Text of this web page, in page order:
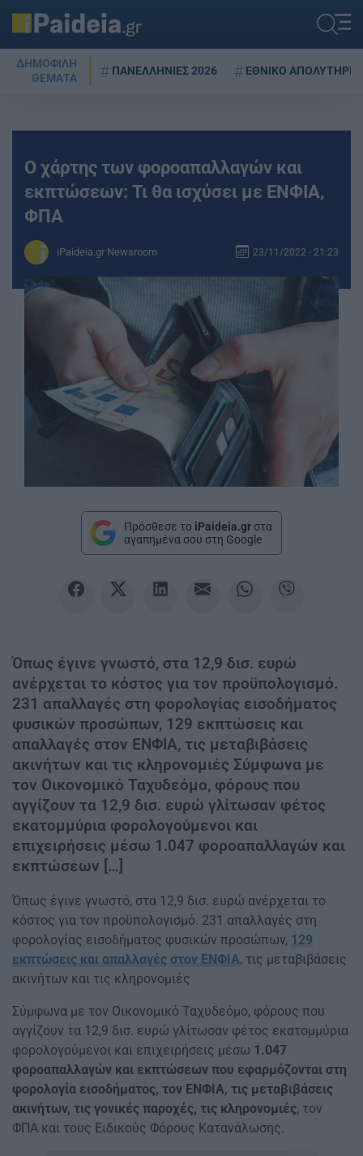
ΔΗΜΟΦΙΛΗ
ΘΕΜΑΤΑ
ΠΑΝΕΛΛΗΝΙΕΣ 2026 ΕΘΝΙΚΟ ΑΠΟΛΥΤΗΡΙΟ
Ο χάρτης των φοροαπαλλαγών και
εκπτώσεων: Τι θα ισχύσει με ΕΝΦΙΑ,
ΦΠΑ
iPaideia.gr Newsroom 23/11/2022 - 21:23
Πρόσθεσε το iPaideia.gr στα
αγαπημένα σου στη Google
Όπως έγινε γνωστό, στα 12,9 δισ. ευρώ
ανέρχεται το κόστος για τον προϋπολογισμό.
231 απαλλαγές στη φορολογίας εισοδήματος
φυσικών προσώπων, 129 εκπτώσεις και
απαλλαγές στον ΕΝΦΙΑ, τις μεταβιβάσεις
ακινήτων και τις κληρονομιές Σύμφωνα με
τον Οικονομικό Ταχυδεόμο, φόρους που
αγγίζουν τα 12,9 δισ. ευρώ γλίτωσαν φέτος
εκατομμύρια φορολογούμενοι και
επιχειρήσεις μέσω 1.047 φοροαπαλλαγών και
εκπτώσεων […]
Όπως έγινε γνωστό, στα 12,9 δισ. ευρώ ανέρχεται το
κόστος για τον προϋπολογισμό. 231 απαλλαγές στη
φορολογίας εισοδήματος φυσικών προσώπων, 129
εκπτώσεις και απαλλαγές στον ΕΝΦΙΑ, τις μεταβιβάσεις
ακινήτων και τις κληρονομιές
Σύμφωνα με τον Οικονομικό Ταχυδεόμο, φόρους που
αγγίζουν τα 12,9 δισ. ευρώ γλίτωσαν φέτος εκατομμύρια
φορολογούμενοι και επιχειρήσεις μέσω 1.047
φοροαπαλλαγών και εκπτώσεων που εφαρμόζονται στη
φορολογία εισοδήματος, τον ΕΝΦΙΑ, τις μεταβιβάσεις
ακινήτων, τις γονικές παροχές, τις κληρονομιές, τον
ΦΠΑ και τους Ειδικούς Φόρους Κατανάλωσης.